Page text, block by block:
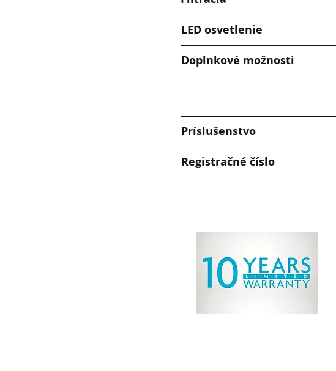
LED osvetlenie
Doplnkové možnosti
Príslušenstvo
Registračné číslo